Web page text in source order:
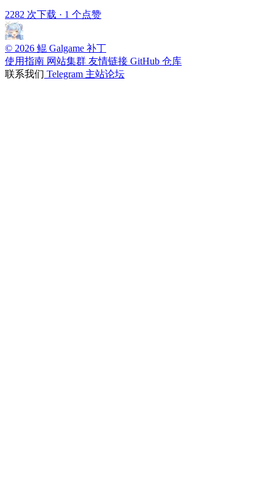
2282 次下载 · 1 个点赞
© 2026 鲲 Galgame 补丁
使用指南 网站集群 友情链接 GitHub 仓库
联系我们 Telegram 主站论坛